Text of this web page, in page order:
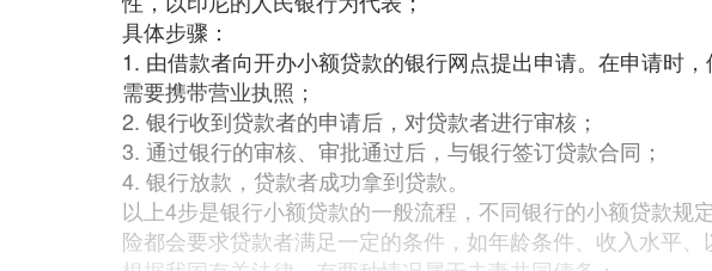
具体步骤：
1. 由借款者向开办小额贷款的银行网点提出申请。在申请时
需要携带营业执照；
2. 银行收到贷款者的申请后，对贷款者进行审核；
3. 通过银行的审核、审批通过后，与银行签订贷款合同；
4. 银行放款，贷款者成功拿到贷款。
以上4步是银行小额贷款的一般流程，不同银行的小额贷款
险都会要求贷款者满足一定的条件，如年龄条件、收入水平